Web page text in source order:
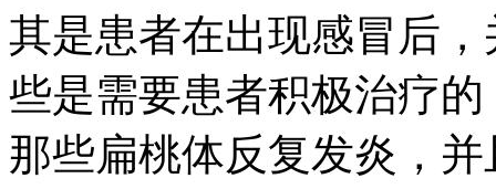
其是患者在出现感冒后
些是需要患者积极治疗
那些扁桃体反复发炎，